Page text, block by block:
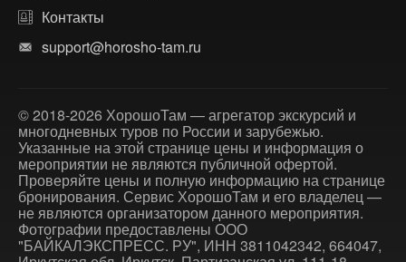
Контакты
support@horosho-tam.ru
© 2018-2026 ХорошоТам — агрегатор экскурсий и
многодневных туров по России и зарубежью.
Указанные на этой странице цены и информация о
мероприятии не являются публичной офертой.
Проверяйте цены и полную информацию на странице
бронирования. Сервис ХорошоТам и его владелец —
не являются организатором данного мероприятия.
Фотографии предоставлены ООО
"БАЙКАЛЭКСПРЕСС. РУ", ИНН 3811042342, 664047,